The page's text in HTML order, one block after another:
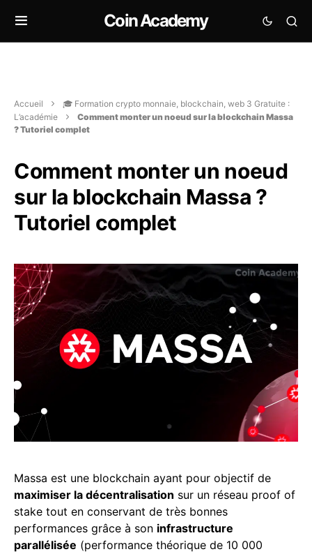
Coin Academy
Accueil
🎓 Formation crypto monnaie, blockchain, web 3 Gratuite :
L’académie
Comment monter un noeud sur la blockchain Massa
? Tutoriel complet
Comment monter un noeud
sur la blockchain Massa ?
Tutoriel complet
Massa est une blockchain ayant pour objectif de
maximiser la décentralisation sur un réseau proof of
stake tout en conservant de très bonnes
performances grâce à son infrastructure
parallélisée (performance théorique de 10 000